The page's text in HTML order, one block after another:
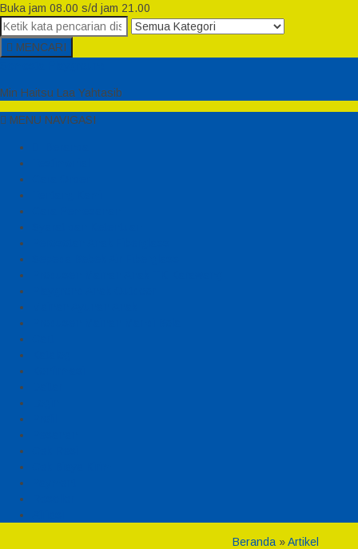
Buka jam 08.00 s/d jam 21.00
MENCARI
Min Haitsu Laa Yahtasib
MENU NAVIGASI
Beranda »Artikel